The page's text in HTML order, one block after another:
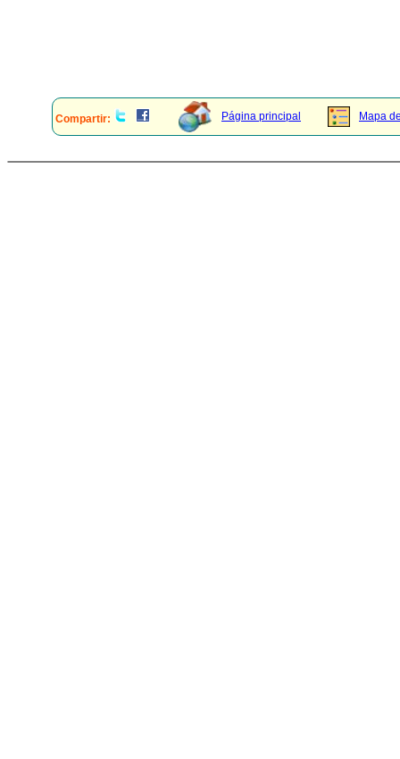
Compartir: Página principal Mapa